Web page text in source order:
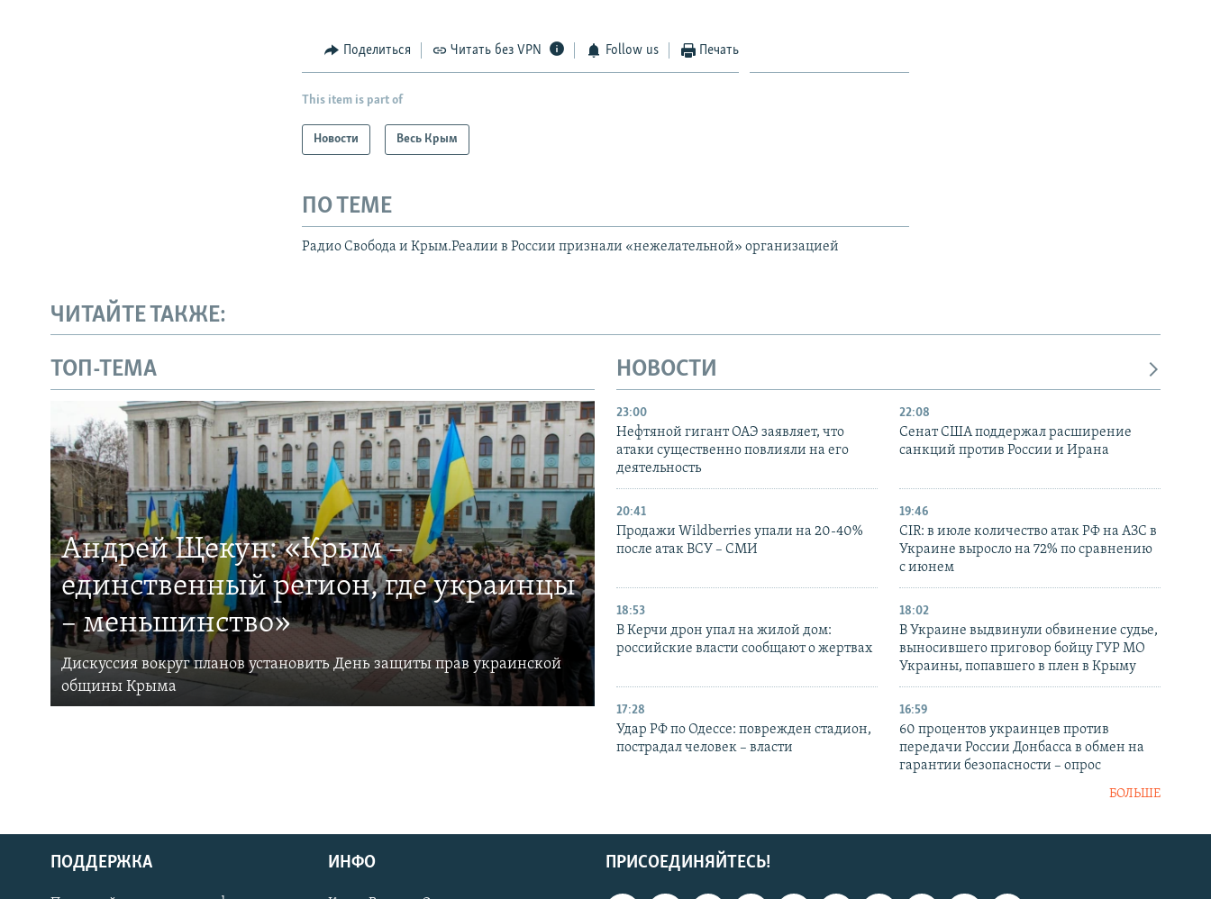
Поделиться Читать без VPN Follow us Печать
This item is part of
Новости Весь Крым
ПО ТЕМЕ
Радио Свобода и Крым.Реалии в России признали «нежелательной» организацией
ЧИТАЙТЕ ТАКЖЕ:
ТОП-ТЕМА
Андрей Щекун: «Крым –
единственный регион, где украинцы
– меньшинство»
Дискуссия вокруг планов установить День защиты прав украинской
общины Крыма
НОВОСТИ
23:00
Нефтяной гигант ОАЭ заявляет, что
атаки существенно повлияли на его
деятельность
22:08
Сенат США поддержал расширение
санкций против России и Ирана
20:41
Продажи Wildberries упали на 20-40%
после атак ВСУ – СМИ
19:46
CIR: в июле количество атак РФ на АЗС в
Украине выросло на 72% по сравнению
с июнем
18:53
В Керчи дрон упал на жилой дом:
российские власти сообщают о жертвах
18:02
В Украине выдвинули обвинение судье,
выносившего приговор бойцу ГУР МО
Украины, попавшего в плен в Крыму
17:28
Удар РФ по Одессе: поврежден стадион,
пострадал человек – власти
16:59
60 процентов украинцев против
передачи России Донбасса в обмен на
гарантии безопасности – опрос
БОЛЬШЕ
ПРИСОЕДИНЯЙТЕСЬ!
ПОДДЕРЖКА ИНФО